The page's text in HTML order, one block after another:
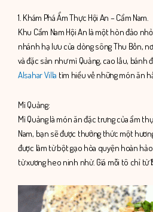
1. Khám Phá Ẩm Thực Hội An – Cẩm Nam.
Khu Cẩm Nam Hội An là một hòn đảo
nhánh hạ lưu của dòng sông Thu Bồn,
và đặc sản như mì Quảng, cao lầu, bánh
Alsahar Villa tìm hiểu về những món ăn
Mì Quảng:
Mì Quảng là món ăn đặc trưng của ẩm
Nam, bạn sẽ được thưởng thức một
được làm từ bột gạo hòa quyện hoàn
từ xương heo ninh nhừ. Giá mỗi tô chỉ từ